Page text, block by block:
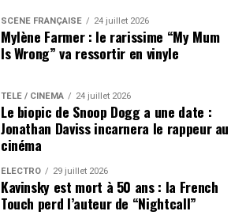
SCÈNE FRANÇAISE 24 juillet 2026
Mylène Farmer : le rarissime “My Mum
Is Wrong” va ressortir en vinyle
TÉLÉ / CINÉMA 24 juillet 2026
Le biopic de Snoop Dogg a une date :
Jonathan Daviss incarnera le rappeur au
cinéma
ÉLECTRO 29 juillet 2026
Kavinsky est mort à 50 ans : la French
Touch perd l’auteur de “Nightcall”